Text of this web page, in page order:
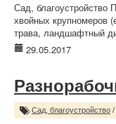
Сад, благоустройство
хвойных крупномеров
трава, ландшафтный
29.05.2017
Сад, благоустройство /